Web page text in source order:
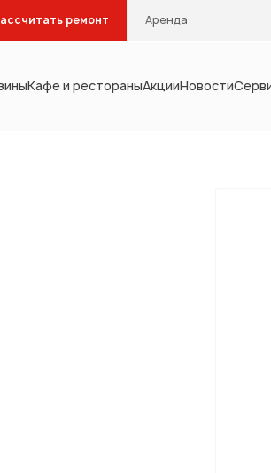
ремонт Аренда
Кафе и рестораныАкцииНовости